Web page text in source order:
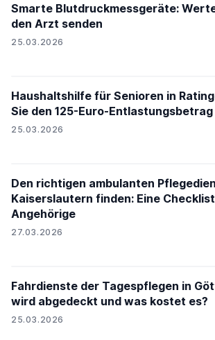
Smarte Blutdruckmessgeräte:
den Arzt senden
25.03.2026
Haushaltshilfe für Senioren in
Sie den 125-Euro-
25.03.2026
Den richtigen ambulanten
Kaiserslautern finden: Eine
Angehörige
27.03.2026
Fahrdienste der Tagespflegen in
wird abgedeckt und was kostet es?
25.03.2026